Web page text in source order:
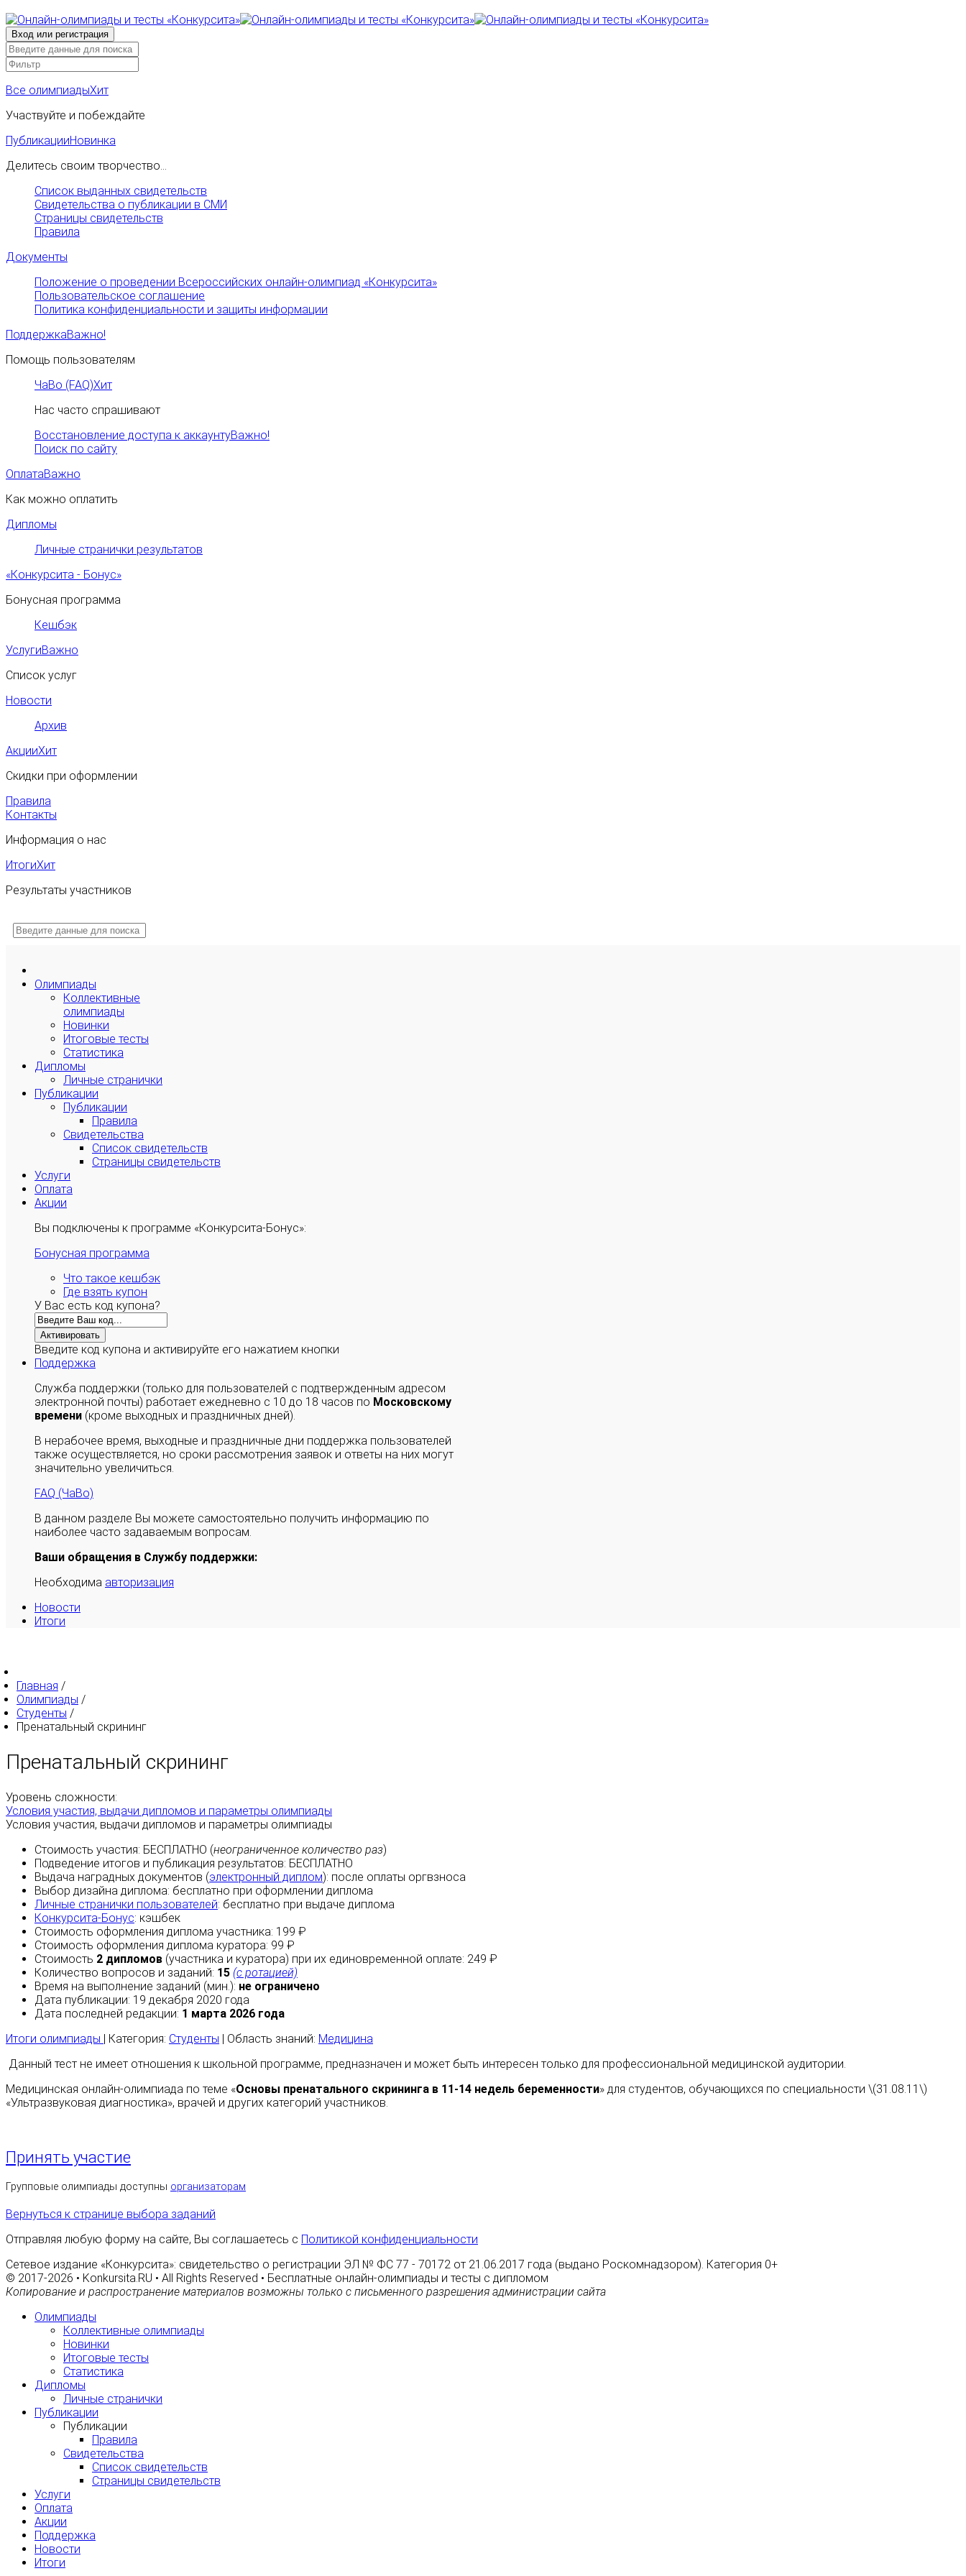
Все олимпиадыХит
Участвуйте и побеждайте
ПубликацииНовинка
Делитесь своим творчество...
Список выданных свидетельств
Свидетельства о публикации в СМИ
Страницы свидетельств
Правила
Документы
Положение о проведении Всероссийских онлайн-олимпиад «Конкурсита»
Пользовательское соглашение
Политика конфиденциальности и защиты информации
ПоддержкаВажно!
Помощь пользователям
ЧаВо (FAQ)Хит
Нас часто спрашивают
Восстановление доступа к аккаунтуВажно!
Поиск по сайту
ОплатаВажно
Как можно оплатить
Дипломы
Личные странички результатов
«Конкурсита - Бонус»
Бонусная программа
Кешбэк
УслугиВажно
Список услуг
Новости
Архив
АкцииХит
Скидки при оформлении
Правила
Контакты
Информация о нас
ИтогиХит
Результаты участников
Олимпиады
Коллективные
олимпиады
Новинки
Итоговые тесты
Статистика
Дипломы
Личные странички
Публикации
Публикации
Правила
Свидетельства
Список свидетельств
Страницы свидетельств
Услуги
Оплата
Акции
Вы подключены к программе «Конкурсита-Бонус»:
Бонусная программа
Что такое кешбэк
Где взять купон
У Вас есть код купона?
Активировать
Введите код купона и активируйте его нажатием кнопки
Поддержка
Служба поддержки (только для пользователей с подтвержденным адресом
электронной почты) работает ежедневно с 10 до 18 часов по Московскому
времени (кроме выходных и праздничных дней).
В нерабочее время, выходные и праздничные дни поддержка пользователей
также осуществляется, но сроки рассмотрения заявок и ответы на них могут
значительно увеличиться.
FAQ (ЧаВо)
В данном разделе Вы можете самостоятельно получить информацию по
наиболее часто задаваемым вопросам.
Ваши обращения в Службу поддержки:
Необходима авторизация
Новости
Итоги
Главная /
Олимпиады /
Студенты /
Пренатальный скрининг
Пренатальный скрининг
Уровень сложности:
Условия участия, выдачи дипломов и параметры олимпиады
Условия участия, выдачи дипломов и параметры олимпиады
Стоимость участия: БЕСПЛАТНО (неограниченное количество раз)
Подведение итогов и публикация результатов: БЕСПЛАТНО
Выдача наградных документов (электронный диплом): после оплаты оргвзноса
Выбор дизайна диплома: бесплатно при оформлении диплома
Личные странички пользователей: бесплатно при выдаче диплома
Конкурсита-Бонус: кэшбек
Стоимость оформления диплома участника: 199 ₽
Стоимость оформления диплома куратора: 99 ₽
Стоимость 2 дипломов (участника и куратора) при их единовременной оплате: 249 ₽
Количество вопросов и заданий: 15 (с ротацией)
Время на выполнение заданий (мин.): не ограничено
Дата публикации: 19 декабря 2020 года
Дата последней редакции: 1 марта 2026 года
Итоги олимпиады
| Категория: Студенты | Область знаний: Медицина
Данный тест не имеет отношения к школьной программе, предназначен и может быть интересен только для профессиональной медицинской аудитории.
Медицинская онлайн-олимпиада по теме «Основы пренатального скрининга в 11-14 недель беременности» для студентов, обучающихся по специальности \(31.08.11\)
«Ультразвуковая диагностика», врачей и других категорий участников.
Принять участие
Групповые олимпиады доступны организаторам
Вернуться к странице выбора заданий
Отправляя любую форму на сайте, Вы соглашаетесь с Политикой конфиденциальности
Сетевое издание «Конкурсита»: свидетельство о регистрации ЭЛ № ФС 77 - 70172 от 21.06.2017 года (выдано Роскомнадзором). Категория 0+
© 2017-2026 • Konkursita.RU • All Rights Reserved • Бесплатные онлайн-олимпиады и тесты с дипломом
Копирование и распространение материалов возможны только с письменного разрешения администрации сайта
Олимпиады
Коллективные олимпиады
Новинки
Итоговые тесты
Статистика
Дипломы
Личные странички
Публикации
Публикации
Правила
Свидетельства
Список свидетельств
Страницы свидетельств
Услуги
Оплата
Акции
Поддержка
Новости
Итоги